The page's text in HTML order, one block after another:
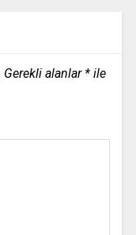
Gerekli alanlar *ile